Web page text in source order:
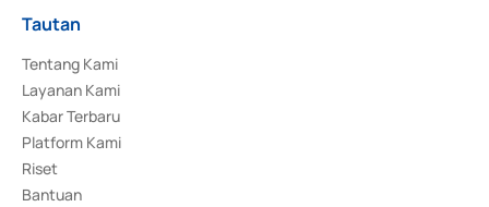
Tautan
Tentang Kami
Layanan Kami
Kabar Terbaru
Platform Kami
Riset
Bantuan